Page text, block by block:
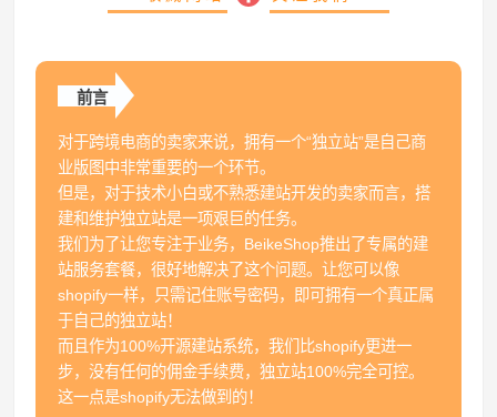
前言
对于跨境电商的卖家来说，拥有一个“独立站”是自己商
业版图中非常重要的一个环节。
但是，对于技术小白或不熟悉建站开发的卖家而言，搭
建和维护独立站是一项艰巨的任务。
我们为了让您专注于业务，BeikeShop推出了专属的建
站服务套餐，很好地解决了这个问题。让您可以像
shopify一样，只需记住账号密码，即可拥有一个真正属
于自己的独立站！
而且作为100%开源建站系统，我们比shopify更进一
步，没有任何的佣金手续费，独立站100%完全可控。
这一点是shopify无法做到的！